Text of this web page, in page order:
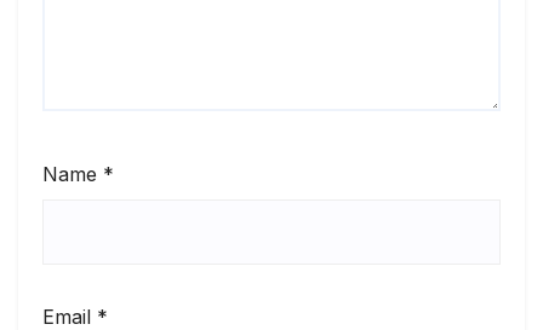
Name *
Email *